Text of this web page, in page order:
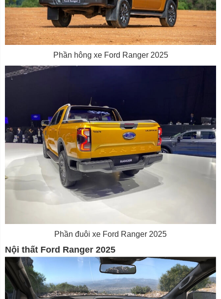
Phần hông xe Ford Ranger 2025
Phần đuôi xe Ford Ranger 2025
Nội thất Ford Ranger 2025